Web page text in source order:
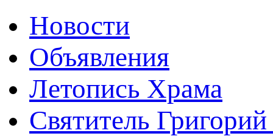
Новости
Объявления
Летопись Храма
Святитель